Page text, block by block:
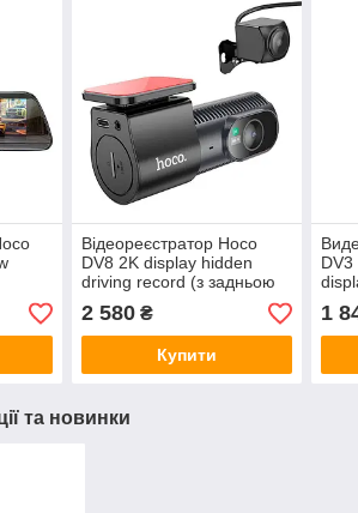
Відеореєстратор Hoco
DV8 2K display hidden
driving record (з задньою
камерою) (Wi-Fi, 1.47",
2560p, 140°)
2 580₴
Купити
1
та новинки